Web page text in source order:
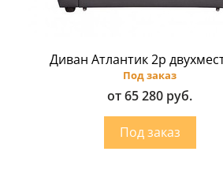
Диван Атлантик 2p
Под заказ
от 65 280 руб.